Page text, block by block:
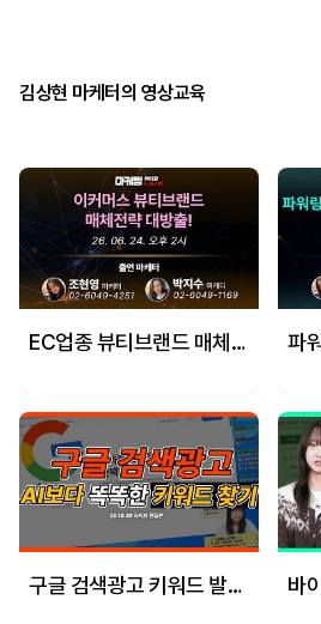
김상현 마케터의 영상교육
EC업종 뷰티브랜드 매체전략 대방출 - 6월 24일 마케팅 학교 라이브!
구글 검색광고 키워드 발굴하는 법